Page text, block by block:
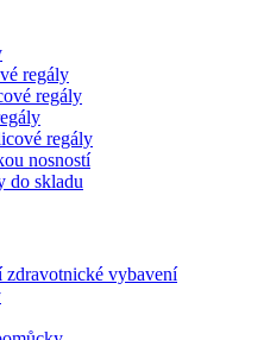
regály
regály
regály
nosností
do skladu
zdravotnické vybavení